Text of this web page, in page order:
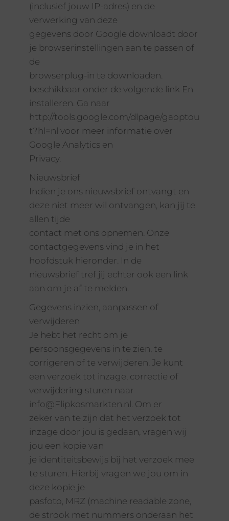
(inclusief jouw IP-adres) en de
verwerking van deze
gegevens door Google downloadt door
je browserinstellingen aan te passen of
de
browserplug-in te downloaden.
beschikbaar onder de volgende link En
installeren. Ga naar
http://tools.google.com/dlpage/gaoptou
t?hl=nl voor meer informatie over
Google Analytics en
Privacy.
Nieuwsbrief
Indien je ons nieuwsbrief ontvangt en
deze niet meer wil ontvangen, kan jij te
allen tijde
contact met ons opnemen. Onze
contactgegevens vind je in het
hoofdstuk hieronder. In de
nieuwsbrief tref jij echter ook een link
aan om je af te melden.
Gegevens inzien, aanpassen of
verwijderen
Je hebt het recht om je
persoonsgegevens in te zien, te
corrigeren of te verwijderen. Je kunt
een verzoek tot inzage, correctie of
verwijdering sturen naar
info@Flipkosmarkten.nl. Om er
zeker van te zijn dat het verzoek tot
inzage door jou is gedaan, vragen wij
jou een kopie van
je identiteitsbewijs bij het verzoek mee
te sturen. Hierbij vragen we jou om in
deze kopie je
pasfoto, MRZ (machine readable zone,
de strook met nummers onderaan het